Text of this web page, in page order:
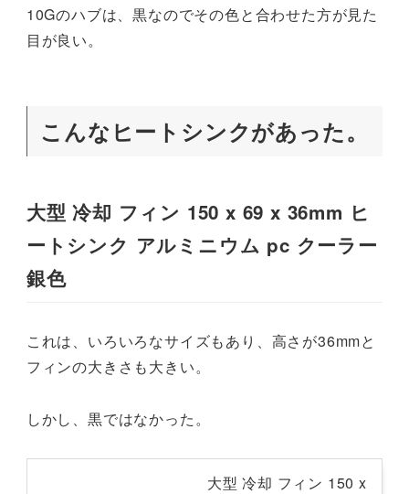
10Gのハブは、黒なのでその色と合わせた方が見た
目が良い。
こんなヒートシンクがあった。
大型 冷却 フィン 150 x 69 x 36mm ヒ
ートシンク アルミニウム pc クーラー
銀色
これは、いろいろなサイズもあり、高さが36mmと
フィンの大きさも大きい。
しかし、黒ではなかった。
大型 冷却 フィン 150 x